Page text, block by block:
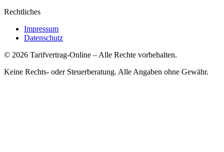
Rechtliches
Impressum
Datenschutz
© 2026 Tarifvertrag-Online – Alle Rechte vorbehalten.
Keine Rechts- oder Steuerberatung. Alle Angaben ohne Gewähr.